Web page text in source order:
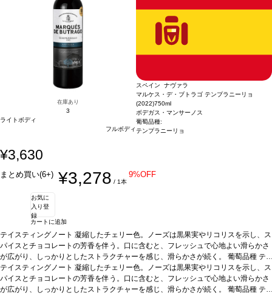
在庫あり
3
ライトボディ
フルボディ
スペイン ナヴァラ
マルケス・デ・ブトラゴ テンプラニーリョ
(2022)750ml
ボデガス・マンサーノス
葡萄品種:
テンプラニーリョ
¥3,630
まとめ買い(6+) ¥3,278 / 1本
9%OFF
お気に
入り登
録
カートに追加
テイスティングノート 凝縮したチェリー色。ノーズは黒果実やリコリスを示し、ス
パイスとチョコレートの芳香を伴う。口に含むと、フレッシュで心地よい滑らかさ
が広がり、しっかりとしたストラクチャーを感じ、滑らかさが続く。 葡萄品種 テ
ンプラニーリョ*本ヴィンテージが在庫切れの場合、在庫があり価格が同様の場合
は自動的に次のヴィンテージに変更されます、ご了承ください。
テイスティングノート 凝縮したチェリー色。ノーズは黒果実やリコリスを示し、ス
パイスとチョコレートの芳香を伴う。口に含むと、フレッシュで心地よい滑らかさ
が広がり、しっかりとしたストラクチャーを感じ、滑らかさが続く。 葡萄品種 テ